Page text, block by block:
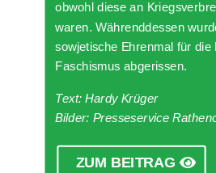
obwohl diese an
waren. Währenddessen
sowjetische Ehrenmal für die
Faschismus abgerissen.
Text: Hardy Krüger
Bilder: Presseservice
ZUM BEITRAG